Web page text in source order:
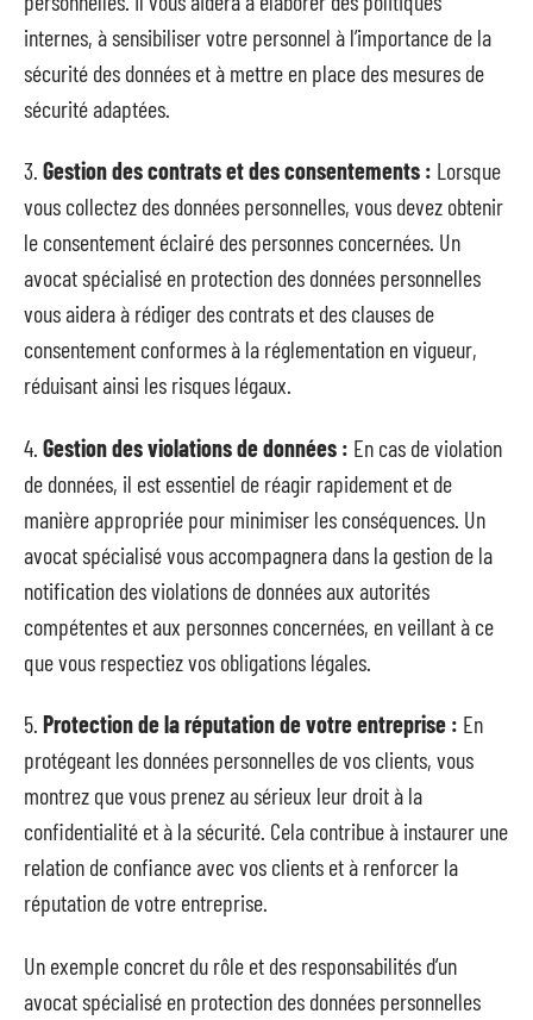
internes, à sensibiliser votre personnel à l’importance de la
sécurité des données et à mettre en place des mesures de
sécurité adaptées.
3. Gestion des contrats et des consentements : Lorsque
vous collectez des données personnelles, vous devez obtenir
le consentement éclairé des personnes concernées. Un
avocat spécialisé en protection des données personnelles
vous aidera à rédiger des contrats et des clauses de
consentement conformes à la réglementation en vigueur,
réduisant ainsi les risques légaux.
4. Gestion des violations de données : En cas de violation
de données, il est essentiel de réagir rapidement et de
manière appropriée pour minimiser les conséquences. Un
avocat spécialisé vous accompagnera dans la gestion de la
notification des violations de données aux autorités
compétentes et aux personnes concernées, en veillant à ce
que vous respectiez vos obligations légales.
5. Protection de la réputation de votre entreprise : En
protégeant les données personnelles de vos clients, vous
montrez que vous prenez au sérieux leur droit à la
confidentialité et à la sécurité. Cela contribue à instaurer une
relation de confiance avec vos clients et à renforcer la
réputation de votre entreprise.
Un exemple concret du rôle et des responsabilités d’un
avocat spécialisé en protection des données personnelles